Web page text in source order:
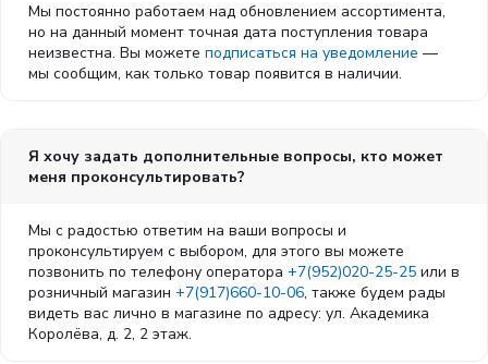
Мы постоянно работаем над обновлением ассортимента,
но на данный момент точная дата поступления товара
неизвестна. Вы можете подписаться на уведомление —
мы сообщим, как только товар появится в наличии.
Я хочу задать дополнительные вопросы, кто может
меня проконсультировать?
Мы с радостью ответим на ваши вопросы и
проконсультируем с выбором, для этого вы можете
позвонить по телефону оператора +7(952)020-25-25 или в
розничный магазин +7(917)660-10-06, также будем рады
видеть вас лично в магазине по адресу: ул. Академика
Королёва, д. 2, 2 этаж.